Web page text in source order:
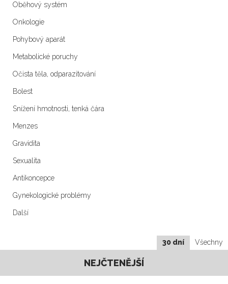
Oběhový systém
Onkologie
Pohybový aparát
Metabolické poruchy
Očista těla, odparazitování
Bolest
Snížení hmotnosti, tenká čára
Menzes
Gravidita
Sexualita
Antikoncepce
Gynekologické problémy
Další
30 dní Všechny
NEJČTENĚJŠÍ